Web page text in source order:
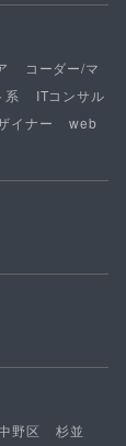
コーダー/マ
系
ITコンサル
イナー
web
野区
杉並